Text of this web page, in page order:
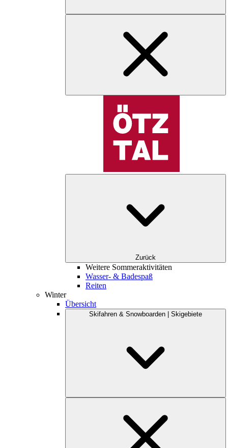
Zurück
Weitere Sommeraktivitäten
Wasser- & Badespaß
Reiten
Winter
Übersicht
Skifahren & Snowboarden | Skigebiete